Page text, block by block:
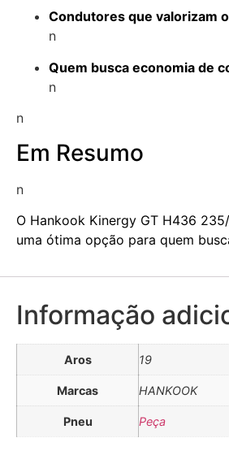
Condutores que valorizam
n
Quem busca economia de
n
n
Em Resumo
n
O Hankook Kinergy GT H436
uma ótima opção para quem
Informação
Aros 19
Marcas HANKOOK
Pneu Peça